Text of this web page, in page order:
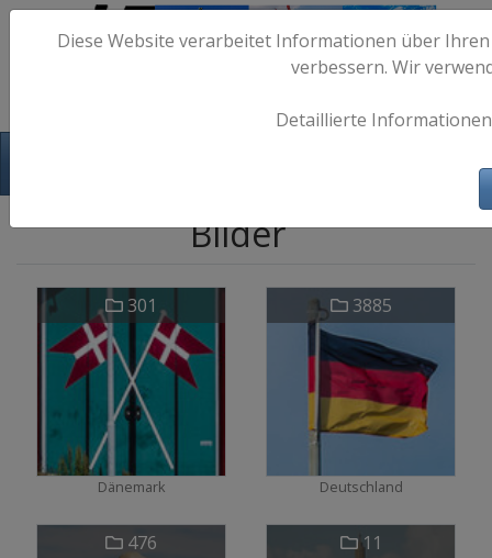
Bilder
301
Dänemark
3885
Deutschland
476 11
Diese Website verarbeitet Informationen über
verbessern. Wir
Detaillierte